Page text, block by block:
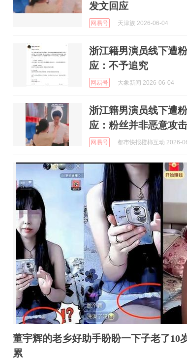
发文回应
网易号 天津族 2026-06-04
浙江籍男演员线下遭
应：不予追究
网易号 大象新闻 2026-06-04
浙江籍男演员线下遭
应：粉丝并非恶意攻
网易号 都市快报橙柿互动 2026-
董宇辉的老乡好助手盼盼一下子老了10
累